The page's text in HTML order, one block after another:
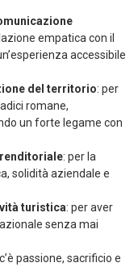
empatica con il
accessibile
del territorio: per
romane,
un forte legame con
: per la
solidità aziendale e
turistica: per aver
senza mai
passione, sacrificio e